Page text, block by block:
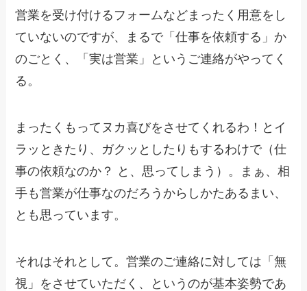
営業を受け付けるフォームなどまったく用意をし
ていないのですが、まるで「仕事を依頼する」か
のごとく、「実は営業」というご連絡がやってく
る。
まったくもってヌカ喜びをさせてくれるわ！とイ
ラッときたり、ガクッとしたりもするわけで（仕
事の依頼なのか？ と、思ってしまう）。まぁ、相
手も営業が仕事なのだろうからしかたあるまい、
とも思っています。
それはそれとして。営業のご連絡に対しては「無
視」をさせていただく、というのが基本姿勢であ